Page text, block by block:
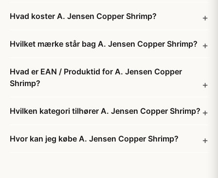
Hvad koster A. Jensen Copper Shrimp?
Hvilket mærke står bag A. Jensen Copper Shrimp?
Hvad er EAN / Produktid for A. Jensen Copper
Shrimp?
Hvilken kategori tilhører A. Jensen Copper Shrimp?
Hvor kan jeg købe A. Jensen Copper Shrimp?